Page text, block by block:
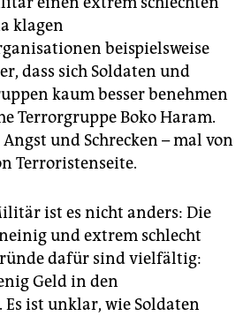
klagen
beispielsweise
dass sich Soldaten und
kaum besser benehmen
Terrorgruppe Boko Haram.
und Schrecken – mal von
Terroristenseite.
ist es nicht anders: Die
und extrem schlecht
dafür sind vielfältig:
Geld in den
ist unklar, wie Soldaten